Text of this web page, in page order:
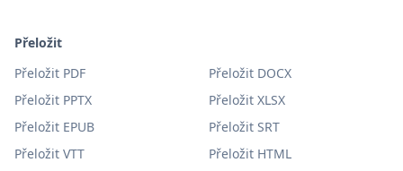
Přeložit
Přeložit PDF
Přeložit DOCX
Přeložit PPTX
Přeložit XLSX
Přeložit EPUB
Přeložit SRT
Přeložit VTT
Přeložit HTML